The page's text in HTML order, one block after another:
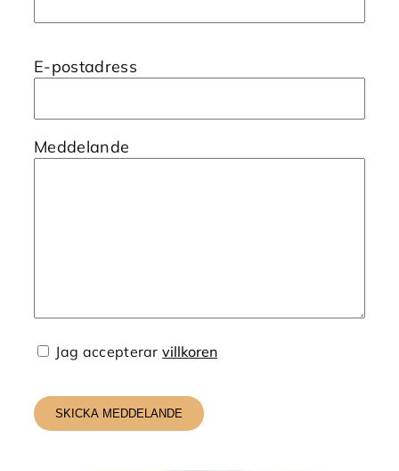
E-postadress
Meddelande
Jag accepterarvillkoren